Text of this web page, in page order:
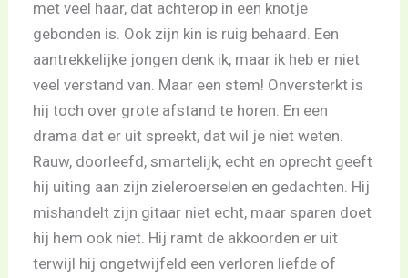
met veel haar, dat achterop in een knotje
gebonden is. Ook zijn kin is ruig behaard. Een
aantrekkelijke jongen denk ik, maar ik heb er niet
veel verstand van. Maar een stem! Onversterkt is
hij toch over grote afstand te horen. En een
drama dat er uit spreekt, dat wil je niet weten.
Rauw, doorleefd, smartelijk, echt en oprecht geeft
hij uiting aan zijn zieleroerselen en gedachten. Hij
mishandelt zijn gitaar niet echt, maar sparen doet
hij hem ook niet. Hij ramt de akkoorden er uit
terwijl hij ongetwijfeld een verloren liefde of